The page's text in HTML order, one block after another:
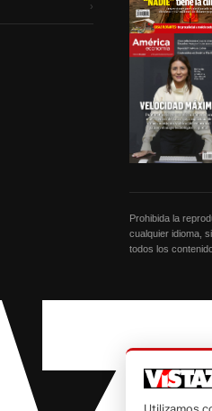
›
Prohibida la
cualquier idioma,
todos los